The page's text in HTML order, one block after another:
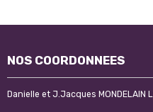
NOS COORDONNEES
Danielle et J.Jacques MONDELAIN